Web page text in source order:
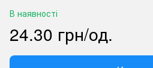
В наявності
24.30 грн/од.